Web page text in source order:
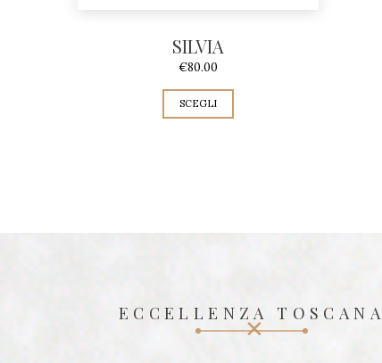
SILVIA
€80.00
SCEGLI
ECCELLENZA TOSCANA